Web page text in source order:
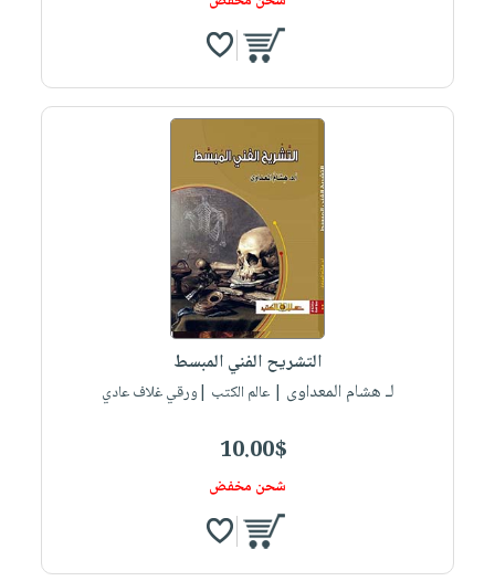
التشريح الفني المبسط
لـ هشام المعداوى | عالم الكتب |ورقي غلاف عادي
10.00$
شحن مخفض